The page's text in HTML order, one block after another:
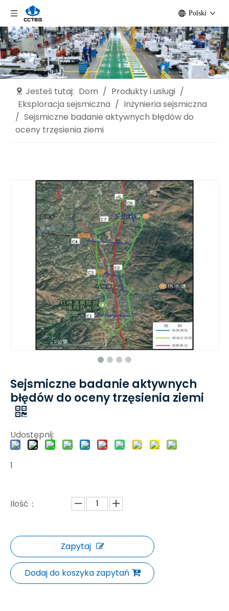
Polski
Jesteś tutaj: Dom / Produkty i usługi /
Eksploracja sejsmiczna / Inżynieria sejsmiczna
/ Sejsmiczne badanie aktywnych błędów do
oceny trzęsienia ziemi
Sejsmiczne badanie aktywnych
błędów do oceny trzęsienia ziemi
Udostępnij:
1
Ilość：
Zapytaj
Dodaj do koszyka zapytań